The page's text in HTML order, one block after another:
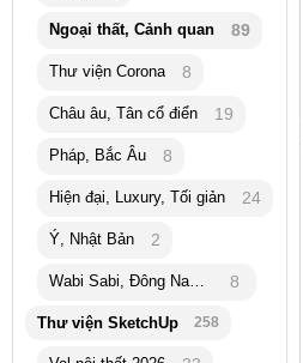
Ngoại thất, Cảnh quan 89
Thư viện Corona 8
Châu âu, Tân cổ điển 19
Pháp, Bắc Âu 8
Hiện đại, Luxury, Tối giản 24
Ý, Nhật Bản 2
Wabi Sabi, Đông Nam Á 8
Thư viện SketchUp 258